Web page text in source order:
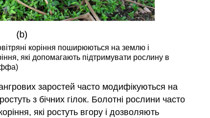
коріння поширюються на землю і
які допомагають підтримувати рослину в
заростей часто модифікуються на
з бічних гілок. Болотні рослини часто
які ростуть вгору і дозволяють